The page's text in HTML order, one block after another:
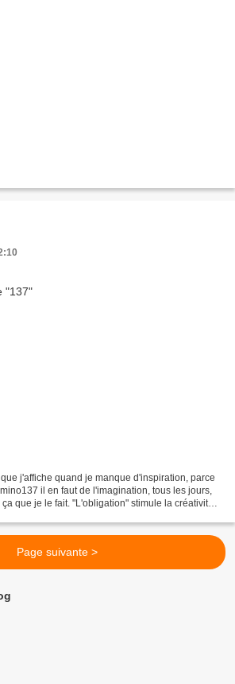
j'affiche quand je manque d'inspiration, parce
il en faut de l'imagination, tous les jours,
que je le fait. "L'obligation" stimule la créativité
Page suivante >